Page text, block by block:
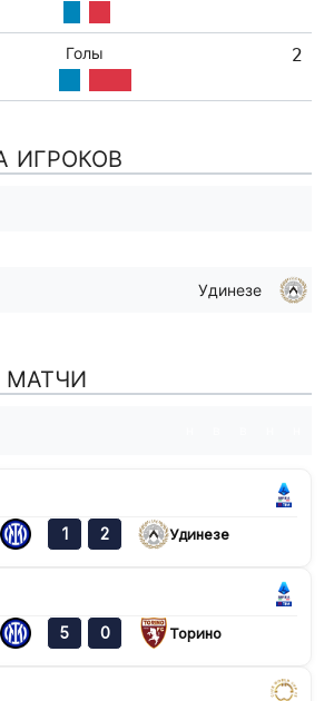
Голы 2
ИГРОКОВ
Удинезе
МАТЧИ
1 2 Удинезе
5 0 Торино